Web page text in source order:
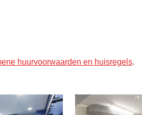
huurvoorwaarden en huisregels.